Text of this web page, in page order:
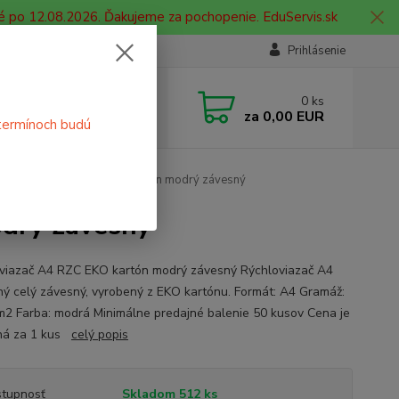
12.08.2026. Ďakujeme za pochopenie. EduServis.sk
Prihlásenie
od 9:00 hod. - 16:00 hod.
0 ks
za 0,00 EUR
A4 RZC EKO kartón modrý závesný
závesný
A4 RZC EKO kartón modrý závesný Rýchloviazač A4
celý závesný, vyrobený z EKO kartónu. Formát: A4 Gramáž:
Farba: modrá Minimálne predajné balenie 50 kusov Cena je
za 1 kus celý popis
Skladom 512 ks
budú